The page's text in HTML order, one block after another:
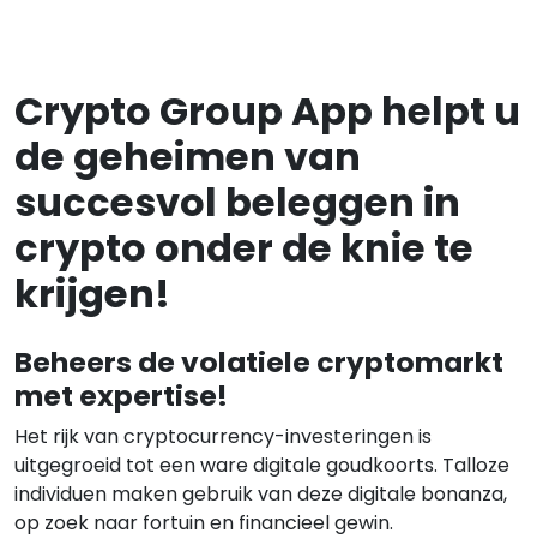
Crypto Group App helpt u
de geheimen van
succesvol beleggen in
crypto onder de knie te
krijgen!
Beheers de volatiele cryptomarkt
met expertise!
Het rijk van cryptocurrency-investeringen is
uitgegroeid tot een ware digitale goudkoorts. Talloze
individuen maken gebruik van deze digitale bonanza,
op zoek naar fortuin en financieel gewin.